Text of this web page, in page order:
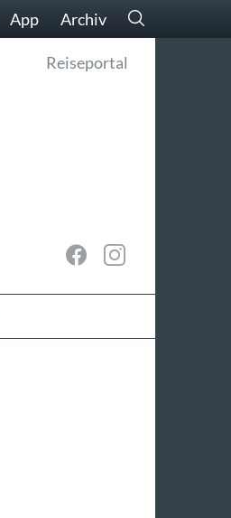
App Archiv
Reiseportal